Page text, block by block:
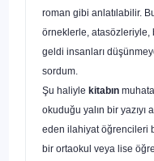
roman gibi anlatılabilir.
örneklerle, atasözleriyle,
geldi insanları
sordum.
Şu haliyle kitabın
okuduğu yalın bir
eden ilahiyat öğrencileri
bir ortaokul veya lise